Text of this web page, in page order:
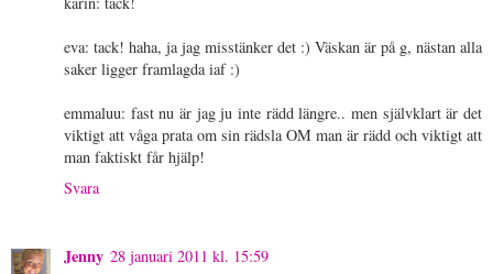
eva: tack! haha, ja jag misstänker det :) Väskan är på g, nästan alla
saker ligger framlagda iaf :)
emmaluu: fast nu är jag ju inte rädd längre.. men självklart är det
viktigt att våga prata om sin rädsla OM man är rädd och viktigt att
man faktiskt får hjälp!
Svara
Jenny 28 januari 2011 kl. 15:59